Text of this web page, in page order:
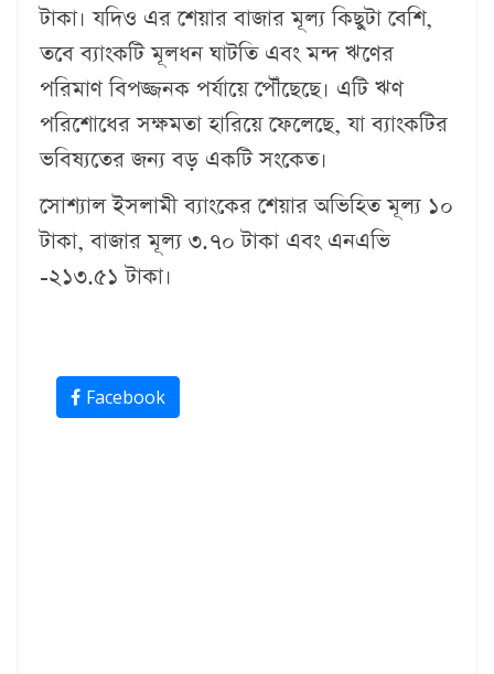
টাকা। যদিও এর শেয়ার বাজার মূল্য কিছুটা বেশি,
তবে ব্যাংকটি মূলধন ঘাটতি এবং মন্দ ঋণের
পরিমাণ বিপজ্জনক পর্যায়ে পৌঁছেছে। এটি ঋণ
পরিশোধের সক্ষমতা হারিয়ে ফেলেছে, যা ব্যাংকটির
ভবিষ্যতের জন্য বড় একটি সংকেত।
সোশ্যাল ইসলামী ব্যাংকের শেয়ার অভিহিত মূল্য ১০
টাকা, বাজার মূল্য ৩.৭০ টাকা এবং এনএভি
-২১৩.৫১ টাকা।
Facebook